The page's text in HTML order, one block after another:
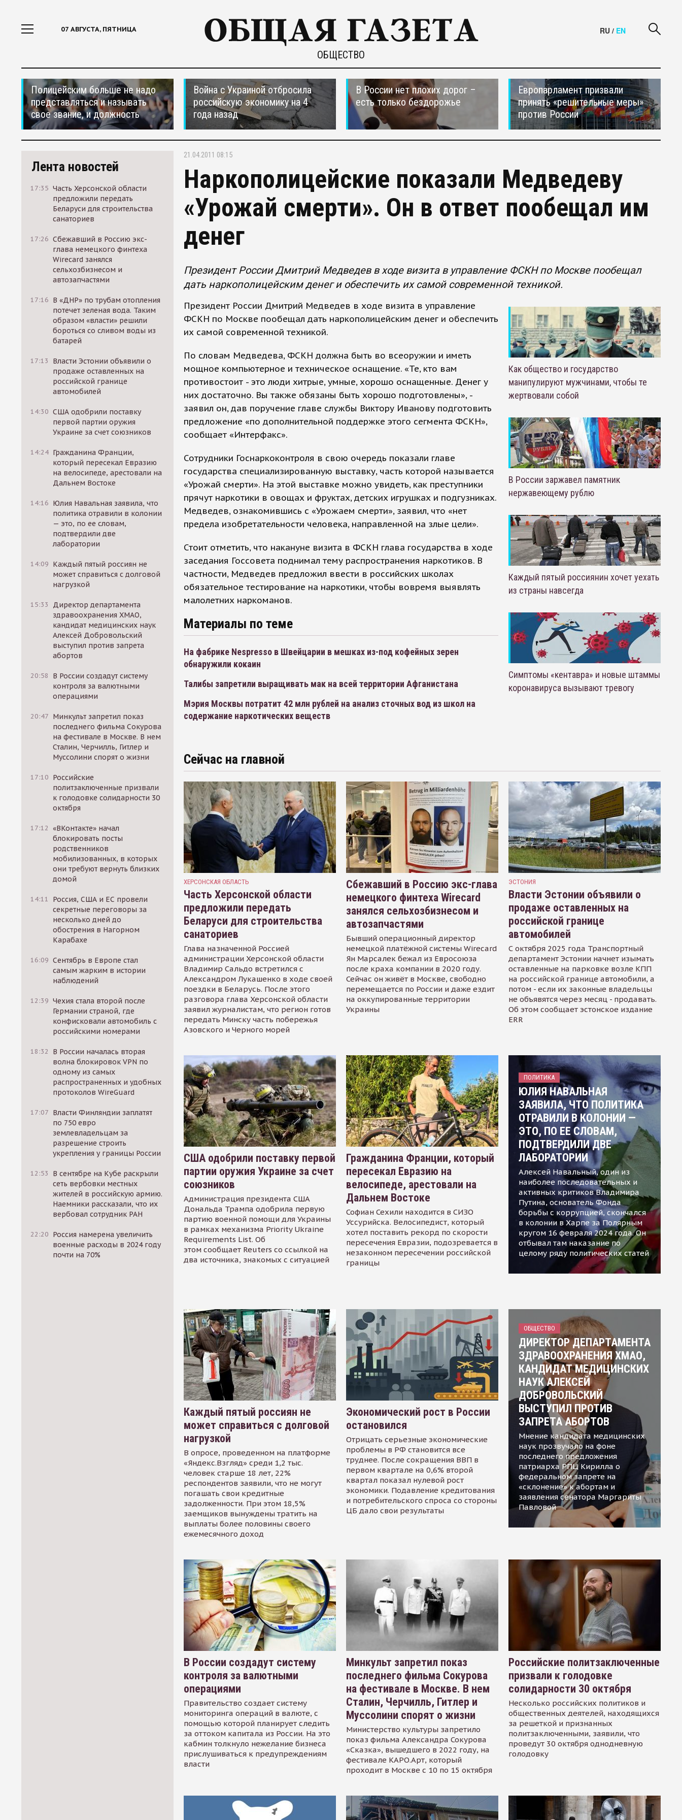
07 АВГУСТА, ПЯТНИЦА
ОБЩЕСТВО
RU / EN
Полицейским больше не надо
представляться и называть
свое звание, и должность
Война с Украиной отбросила
российскую экономику на 4
года назад
В России нет плохих дорог –
есть только бездорожье
Европарламент призвали
принять «решительные меры»
против России
Лента новостей
17:35 Часть Херсонской области
предложили передать
Беларуси для строительства
санаториев
17:26 Сбежавший в Россию экс-
глава немецкого финтеха
Wirecard занялся
сельхозбизнесом и
автозапчастями
17:16 В «ДНР» по трубам отопления
потечет зеленая вода. Таким
образом «власти» решили
бороться со сливом воды из
батарей
17:13
Власти Эстонии объявили о
продаже оставленных на
российской границе
автомобилей
14:30 США одобрили поставку
первой партии оружия
Украине за счет союзников
14:24 Гражданина Франции,
который пересекал Евразию
на велосипеде, арестовали на
Дальнем Востоке
14:16 Юлия Навальная заявила, что
политика отравили в колонии
— это, по ее словам,
подтвердили две
лаборатории
14:09 Каждый пятый россиян не
может справиться с долговой
нагрузкой
15:33
Директор департамента
здравоохранения ХМАО,
кандидат медицинских наук
Алексей Добровольский
выступил против запрета
абортов
20:58
В России создадут систему
контроля за валютными
операциями
20:47 Минкульт запретил показ
последнего фильма Сокурова
на фестивале в Москве. В нем
Сталин, Черчилль, Гитлер и
Муссолини спорят о жизни
17:10 Российские
политзаключенные призвали
к голодовке солидарности 30
октября
17:12 «ВКонтакте» начал
блокировать посты
родственников
мобилизованных, в которых
они требуют вернуть близких
домой
14:11
Россия, США и ЕС провели
секретные переговоры за
несколько дней до
обострения в Нагорном
Карабахе
16:09 Сентябрь в Европе стал
самым жарким в истории
наблюдений
12:39 Чехия стала второй после
Германии страной, где
конфисковали автомобиль с
российскими номерами
18:32
В России началась вторая
волна блокировок VPN по
одному из самых
распространенных и удобных
протоколов WireGuard
17:07 Власти Финляндии заплатят
по 750 евро
землевладельцам за
разрешение строить
укрепления у границы России
12:53
В сентябре на Кубе раскрыли
сеть вербовки местных
жителей в российскую армию.
Наемники рассказали, что их
вербовал сотрудник РАН
22:20 Россия намерена увеличить
военные расходы в 2024 году
почти на 70%
21.04.2011 08:15
Наркополицейские показали Медведеву
«Урожай смерти». Он в ответ пообещал им
денег
Президент России Дмитрий Медведев в ходе визита в управление ФСКН по Москве пообещал
дать наркополицейским денег и обеспечить их самой современной техникой.
Президент России Дмитрий Медведев в ходе визита в управление
ФСКН по Москве пообещал дать наркополицейским денег и обеспечить
их самой современной техникой.
По словам Медведева, ФСКН должна быть во всеоружии и иметь
мощное компьютерное и техническое оснащение. «Те, кто вам
противостоит - это люди хитрые, умные, хорошо оснащенные. Денег у
них достаточно. Вы также обязаны быть хорошо подготовлены», -
заявил он, дав поручение главе службы Виктору Иванову подготовить
предложение «по дополнительной поддержке этого сегмента ФСКН»,
сообщает «Интерфакс».
Сотрудники Госнаркоконтроля в свою очередь показали главе
государства специализированную выставку, часть которой называется
«Урожай смерти». На этой выставке можно увидеть, как преступники
прячут наркотики в овощах и фруктах, детских игрушках и подгузниках.
Медведев, ознакомившись с «Урожаем смерти», заявил, что «нет
предела изобретательности человека, направленной на злые цели».
Стоит отметить, что накануне визита в ФСКН глава государства в ходе
заседания Госсовета поднимал тему распространения наркотиков. В
частности, Медведев предложил ввести в российских школах
обязательное тестирование на наркотики, чтобы вовремя выявлять
малолетних наркоманов.
Материалы по теме
На фабрике Nespresso в Швейцарии в мешках из-под кофейных зерен
обнаружили кокаин
Талибы запретили выращивать мак на всей территории Афганистана
Мэрия Москвы потратит 42 млн рублей на анализ сточных вод из школ на
содержание наркотических веществ
Как общество и государство
манипулируют мужчинами, чтобы те
жертвовали собой
В России заржавел памятник
нержавеющему рублю
Каждый пятый россиянин хочет уехать
из страны навсегда
Симптомы «кентавра» и новые штаммы
коронавируса вызывают тревогу
Сейчас на главной
ХЕРСОНСКАЯ ОБЛАСТЬ
Часть Херсонской области
предложили передать
Беларуси для строительства
санаториев
Глава назначенной Россией
администрации Херсонской области
Владимир Сальдо встретился с
Александром Лукашенко в ходе своей
поездки в Беларусь. После этого
разговора глава Херсонской области
заявил журналистам, что регион готов
передать Минску часть побережья
Азовского и Черного морей
Сбежавший в Россию экс-глава
немецкого финтеха Wirecard
занялся сельхозбизнесом и
автозапчастями
Бывший операционный директор
немецкой платёжной системы Wirecard
Ян Марсалек бежал из Евросоюза
после краха компании в 2020 году.
Сейчас он живёт в Москве, свободно
перемещается по России и даже ездит
на оккупированные территории
Украины
ЭСТОНИЯ
Власти Эстонии объявили о
продаже оставленных на
российской границе
автомобилей
С октября 2025 года Транспортный
департамент Эстонии начнет изымать
оставленные на парковке возле КПП
на российской границе автомобили, а
потом - если их законные владельцы
не объявятся через месяц - продавать.
Об этом сообщает эстонское издание
ERR
США одобрили поставку первой
партии оружия Украине за счет
союзников
Администрация президента США
Дональда Трампа одобрила первую
партию военной помощи для Украины
в рамках механизма Priority Ukraine
Requirements List. Об
этом сообщает Reuters со ссылкой на
два источника, знакомых с ситуацией
Гражданина Франции, который
пересекал Евразию на
велосипеде, арестовали на
Дальнем Востоке
Софиан Сехили находится в СИЗО
Уссурийска. Велосипедист, который
хотел поставить рекорд по скорости
пересечения Евразии, подозревается в
незаконном пересечении российской
границы
ПОЛИТИКА
ЮЛИЯ НАВАЛЬНАЯ
ЗАЯВИЛА, ЧТО ПОЛИТИКА
ОТРАВИЛИ В КОЛОНИИ —
ЭТО, ПО ЕЕ СЛОВАМ,
ПОДТВЕРДИЛИ ДВЕ
ЛАБОРАТОРИИ
Алексей Навальный, один из
наиболее последовательных и
активных критиков Владимира
Путина, основатель Фонда
борьбы с коррупцией, скончался
в колонии в Харпе за Полярным
кругом 16 февраля 2024 года. Он
отбывал там наказание по
целому ряду политических статей
Каждый пятый россиян не
может справиться с долговой
нагрузкой
В опросе, проведенном на платформе
«Яндекс.Взгляд» среди 1,2 тыс.
человек старше 18 лет, 22%
респондентов заявили, что не могут
погашать свои кредитные
задолженности. При этом 18,5%
заемщиков вынуждены тратить на
выплаты более половины своего
ежемесячного доход
Экономический рост в России
остановился
Отрицать серьезные экономические
проблемы в РФ становится все
труднее. После сокращения ВВП в
первом квартале на 0,6% второй
квартал показал нулевой рост
экономики. Подавление кредитования
и потребительского спроса со стороны
ЦБ дало свои результаты
ОБЩЕСТВО
ДИРЕКТОР ДЕПАРТАМЕНТА
ЗДРАВООХРАНЕНИЯ ХМАО,
КАНДИДАТ МЕДИЦИНСКИХ
НАУК АЛЕКСЕЙ
ДОБРОВОЛЬСКИЙ
ВЫСТУПИЛ ПРОТИВ
ЗАПРЕТА АБОРТОВ
Мнение кандидата медицинских
наук прозвучало на фоне
последнего предложения
патриарха РПЦ Кирилла о
федеральном запрете на
«склонение» к абортам и
заявления сенатора Маргариты
Павловой
В России создадут систему
контроля за валютными
операциями
Правительство создает систему
мониторинга операций в валюте, с
помощью которой планирует следить
за оттоком капитала из России. На это
кабмин толкнуло нежелание бизнеса
прислушиваться к предупреждениям
власти
Минкульт запретил показ
последнего фильма Сокурова
на фестивале в Москве. В нем
Сталин, Черчилль, Гитлер и
Муссолини спорят о жизни
Министерство культуры запретило
показ фильма Александра Сокурова
«Сказка», вышедшего в 2022 году, на
фестивале КАРО.Арт, который
проходит в Москве с 10 по 15 октября
Российские политзаключенные
призвали к голодовке
солидарности 30 октября
Несколько российских политиков и
общественных деятелей, находящихся
за решеткой и признанных
политзаключенными, заявили, что
проведут 30 октября однодневную
голодовку